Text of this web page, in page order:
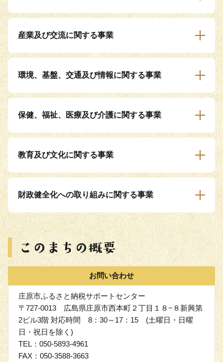
産業及び交流に関する事業
環境、基盤、交通及び情報に関する事業
保健、福祉、医療及び介護に関する事業
教育及び文化に関する事業
財政健全化への取り組みに関する事業
お問い合わせ
庄原市ふるさと納税サポートセンター
〒727-0013 広島県庄原市西本町２丁目１８−８新興第
2ビル3階 対応時間 8：30～17：15 (土曜日・日曜
日・祝日を除く)
TEL：050-5893-4961
FAX：050-3588-3663